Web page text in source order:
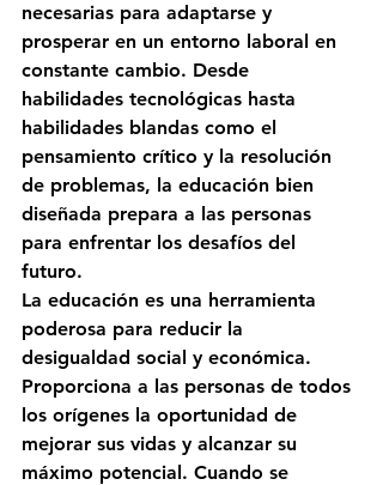
necesarias para adaptarse y
prosperar en un entorno laboral en
constante cambio. Desde
habilidades tecnológicas hasta
habilidades blandas como el
pensamiento crítico y la resolución
de problemas, la educación bien
diseñada prepara a las personas
para enfrentar los desafíos del
futuro.
La educación es una herramienta
poderosa para reducir la
desigualdad social y económica.
Proporciona a las personas de todos
los orígenes la oportunidad de
mejorar sus vidas y alcanzar su
máximo potencial. Cuando se